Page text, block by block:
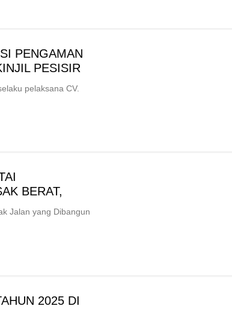
PENGAMAN
PESISIR
pelaksana CV.
BERAT,
Jalan yang Dibangun
2025 DI